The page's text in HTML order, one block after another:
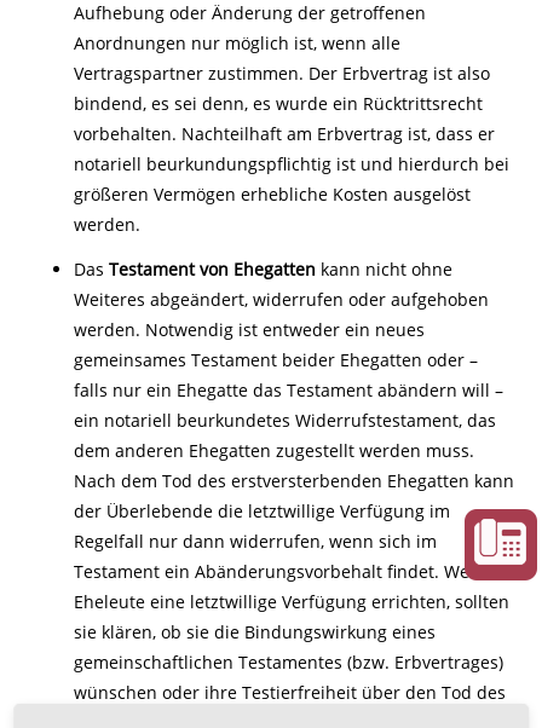
Aufhebung oder Änderung der getroffenen
Anordnungen nur möglich ist, wenn alle
Vertragspartner zustimmen. Der Erbvertrag ist also
bindend, es sei denn, es wurde ein Rücktrittsrecht
vorbehalten. Nachteilhaft am Erbvertrag ist, dass er
notariell beurkundungspflichtig ist und hierdurch bei
größeren Vermögen erhebliche Kosten ausgelöst
werden.
DasTestament von Ehegatten kann nicht ohne
Weiteres abgeändert, widerrufen oder aufgehoben
werden. Notwendig ist entweder ein neues
gemeinsames Testament beider Ehegatten oder –
falls nur ein Ehegatte das Testament abändern will –
ein notariell beurkundetes Widerrufstestament, das
dem anderen Ehegatten zugestellt werden muss.
Nach dem Tod des erstversterbenden Ehegatten kann
der Überlebende die letztwillige Verfügung im
Regelfall nur dann widerrufen, wenn sich im
Testament ein Abänderungsvorbehalt findet. Wenn
Eheleute eine letztwillige Verfügung errichten, sollten
sie klären, ob sie die Bindungswirkung eines
gemeinschaftlichen Testamentes (bzw. Erbvertrages)
wünschen oder ihre Testierfreiheit über den Tod des